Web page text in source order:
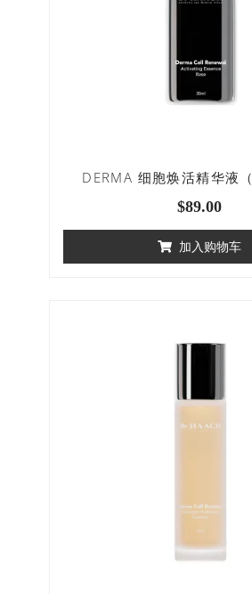
DERMA 细胞焕活精华液
$89.00
加入购物车